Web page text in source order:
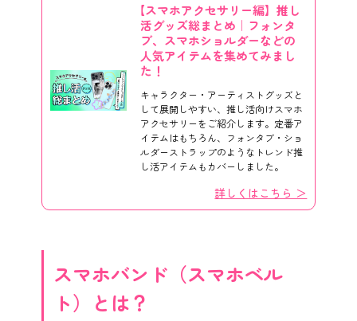
【スマホアクセサリー編】推し
活グッズ総まとめ｜フォンタ
ブ、スマホショルダーなどの
人気アイテムを集めてみまし
た！
キャラクター・アーティストグッズと
して展開しやすい、推し活向けスマホ
アクセサリーをご紹介します。定番ア
イテムはもちろん、フォンタブ・ショ
ルダーストラップのようなトレンド推
し活アイテムもカバーしました。
詳しくはこちら ＞
スマホバンド（スマホベル
ト）とは？